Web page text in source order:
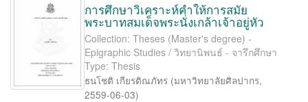
การศึกษาวิเคราะห์คำให้การสมัย
พระบาทสมเด็จพระนั่งเกล้าเจ้าอยู่หัว
Collection: Theses (Master's degree) -
Epigraphic Studies / วิทยานิพนธ์ - จารึกศึกษา
Type: Thesis
ธนโชติ เกียรติณภัทร (มหาวิทยาลัยศิลปากร,
2559-06-03)